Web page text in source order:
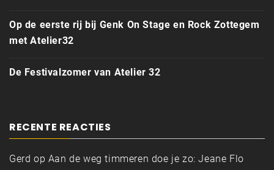
Op de eerste rij bij Genk On Stage en Rock Zottegem
met Atelier32
De Festivalzomer van Atelier 32
RECENTE REACTIES
Gerd op Aan de weg timmeren doe je zo: Jeane Flo